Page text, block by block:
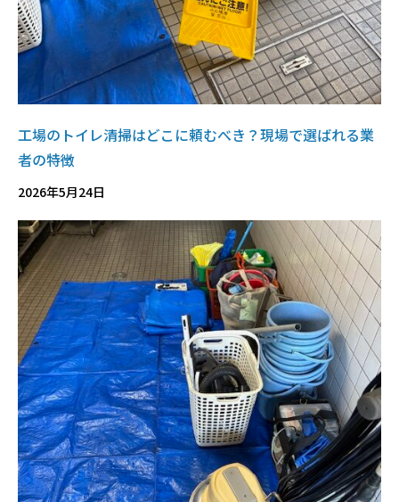
工場のトイレ清掃はどこに頼むべき？現場で選ばれる業
者の特徴
2026年5月24日